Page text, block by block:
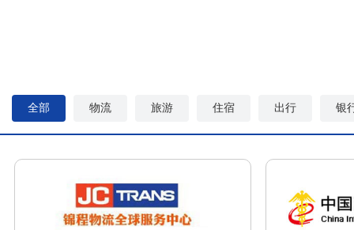
全部 物流 旅游 住宿 出行 银